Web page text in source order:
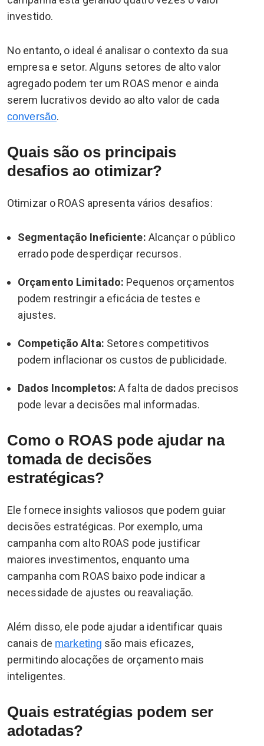
investido.
No entanto, o ideal é analisar o contexto da sua
empresa e setor. Alguns setores de alto valor
agregado podem ter um ROAS menor e ainda
serem lucrativos devido ao alto valor de cada
conversão.
Quais são os principais
desafios ao otimizar?
Otimizar o ROAS apresenta vários desafios:
Segmentação Ineficiente: Alcançar o público
errado pode desperdiçar recursos.
Orçamento Limitado: Pequenos orçamentos
podem restringir a eficácia de testes e
ajustes.
Competição Alta: Setores competitivos
podem inflacionar os custos de publicidade.
Dados Incompletos: A falta de dados precisos
pode levar a decisões mal informadas.
Como o ROAS pode ajudar na
tomada de decisões
estratégicas?
Ele fornece insights valiosos que podem guiar
decisões estratégicas. Por exemplo, uma
campanha com alto ROAS pode justificar
maiores investimentos, enquanto uma
campanha com ROAS baixo pode indicar a
necessidade de ajustes ou reavaliação.
Além disso, ele pode ajudar a identificar quais
canais de marketing são mais eficazes,
permitindo alocações de orçamento mais
inteligentes.
Quais estratégias podem ser
adotadas?